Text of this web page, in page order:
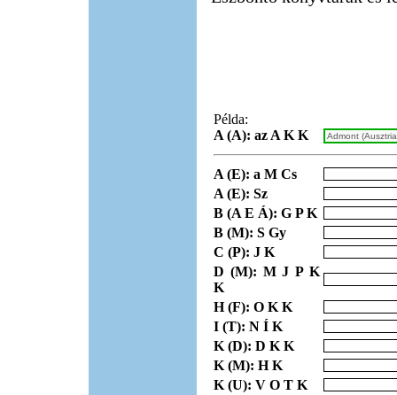
Példa:
A (A): az A K K
A (E): a M Cs
A (E): Sz
B (A E Á): G P K
B (M): S Gy
C (P): J K
D (M): M J P K
K
H (F): O K K
I (T): N Í K
K (D): D K K
K (M): H K
K (U): V O T K